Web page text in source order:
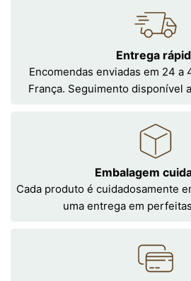
Entrega
Encomendas enviadas em 24 a
França. Seguimento disponível
Embalagem
Cada produto é cuidadosamente
uma entrega em